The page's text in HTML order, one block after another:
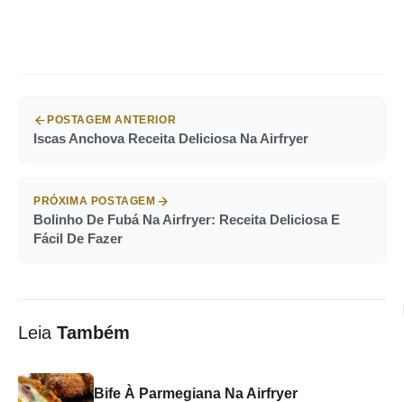
POSTAGEM ANTERIOR
Iscas Anchova Receita Deliciosa Na Airfryer
PRÓXIMA POSTAGEM
Bolinho De Fubá Na Airfryer: Receita Deliciosa E
Fácil De Fazer
Leia Também
Bife À Parmegiana Na Airfryer